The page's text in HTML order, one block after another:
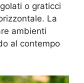
o graticci
La
ambienti
al contempo